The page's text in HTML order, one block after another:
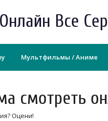
Все
Мультфильмы / Аниме
смотреть
Оцени!